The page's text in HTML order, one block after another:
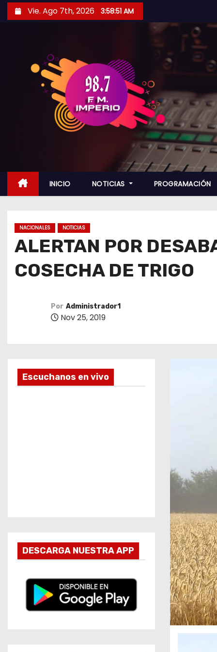
i
Vie. Ago 7th, 2026 3:58:52 AM
INICIO NOTICIAS PROGRAMACIÓN
NACIONALES NOTICIAS
ALERTAN POR
COSECHA DE TRIGO
Por Administrador1
Nov 25, 2019
Escuchanos en vivo
DESCARGA NUESTRA APP